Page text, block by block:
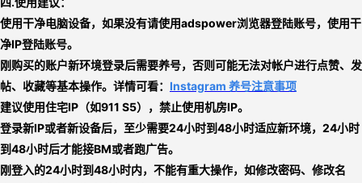
使用干净电脑设备，如果没有请使用adspower浏览器登陆账号，使用干
净IP登陆账号。
刚购买的账户新环境登录后需要养号，否则可能无法对帐户进行点赞、发
帖、收藏等基本操作。详情可看： Instagram 养号注意事项
建议使用住宅IP（如911 S5），禁止使用机房IP。
登录新IP或者新设备后，至少需要24小时到48小时适应新环境，24小时
到48小时后才能接BM或者跑广告。
刚登入的24小时到48小时内，不能有重大操作，如修改密码、修改名